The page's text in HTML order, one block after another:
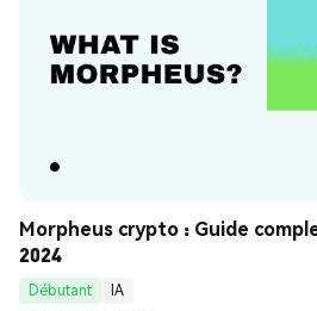
Morpheus crypto : Guide
2024
Débutant
IA